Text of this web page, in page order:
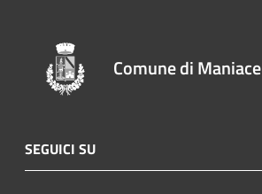
Comune di Maniace
SEGUICI SU